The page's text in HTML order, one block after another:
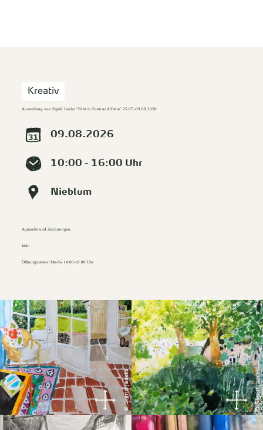
Kreativ
Ausstellung von Sigrid Jaacks "Föhr in Form und Farbe" 25.07.-09.08.2026
09.08.2026
10:00 - 16:00 Uhr
Nieblum
Aquarelle und Zeichnungen.
Info:
Öffnungszeiten: Mo-So 14:00-18:00 Uhr
© Sigrid Jaacks © Sigrid Jaacks